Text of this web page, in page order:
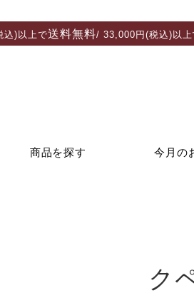
込)以上で送料無料/ 33,000円(税込)以上
商品を探す 今月の
ク